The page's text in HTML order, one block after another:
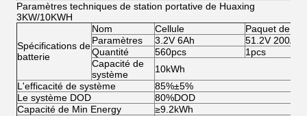
Paramètres techniques de station portative de Huaxing
3KW/10KWH
Spécifications de
batterie
Nom Cellule
Paquet de
Paramètres
3.2V 6Ah
51.2V 200Ah
Quantité
560pcs
1pcs
Capacité de
système
10kWh
L'efficacité de système
85%±5%
Le système DOD
80%DOD
Capacité de Min Energy
≥9.2kWh